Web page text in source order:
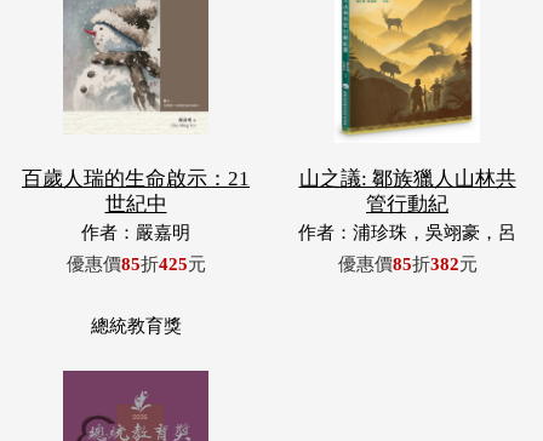
百歲人瑞的生命啟示：21
世紀中
作者：嚴嘉明
優惠價85折425元
山之議: 鄒族獵人山林共
管行動紀
作者：浦珍珠，吳翊豪，呂
翊齊，張惠東，許玉青，王
優惠價85折382元
總統教育獎